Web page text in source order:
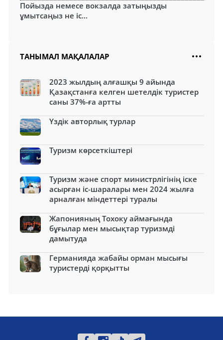
Пойызда немесе вокзалда затыңызды
ұмытсаңыз не іс...
ТАНЫМАЛ МАҚАЛАЛАР
2023 жылдың алғашқы 9 айында
Қазақстанға келген шетелдік туристер
саны 37%-ға артты
Үздік авторлық турлар
Туризм көрсеткіштері
Туризм және спорт министрлігінің іске
асырған іс-шаралары мен 2024 жылға
арналған міндеттері туралы
Жапонияның Тохоку аймағында
бұғылар мен мысықтар туризмді
дамытуда
Германияда жабайы орман мысығы
туристерді қорқытты